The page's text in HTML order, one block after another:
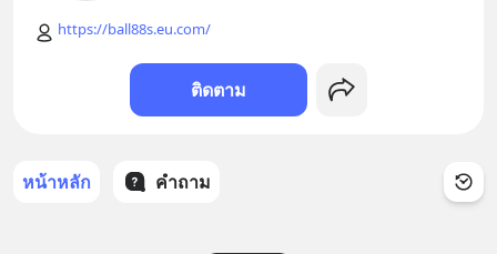
https://ball88s.eu.com/
ติดตาม
หน้าหลัก คำถาม